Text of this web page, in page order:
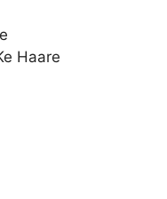
Haare